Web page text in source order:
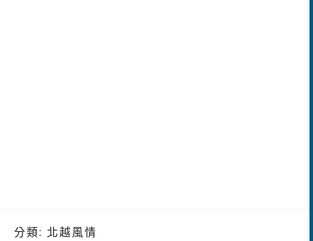
分類: 北越風情